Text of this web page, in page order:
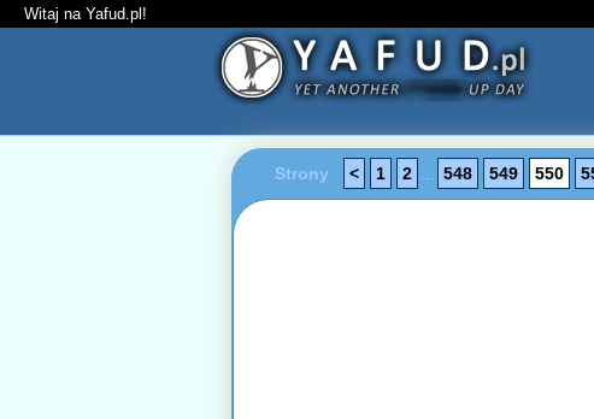
Witaj na Yafud.pl!
Strony < 1 2 548 549 550